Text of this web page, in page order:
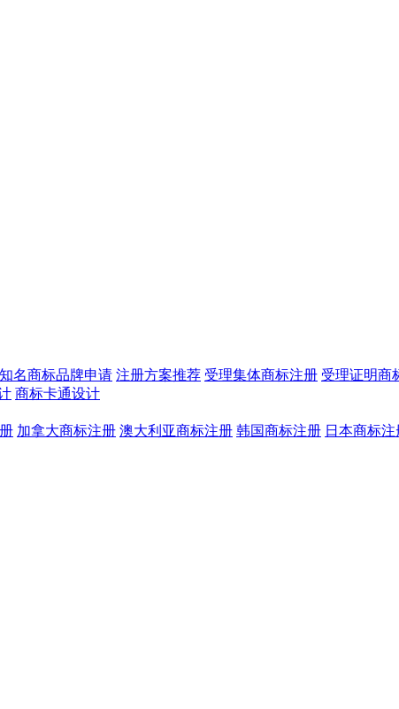
知名商标品牌申请 注册方案推荐 受理集体商标注册 受理证明商
商标卡通设计
加拿大商标注册 澳大利亚商标注册 韩国商标注册 日本商标注